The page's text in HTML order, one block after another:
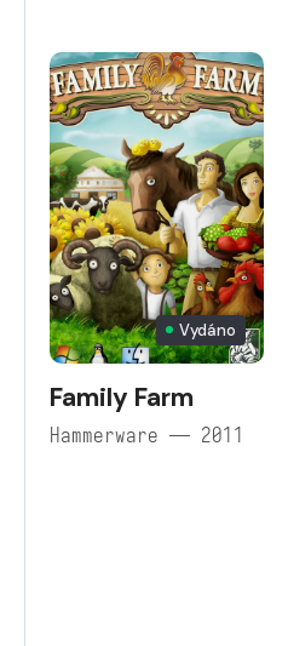
Vydáno
Family Farm
Hammerware — 2011